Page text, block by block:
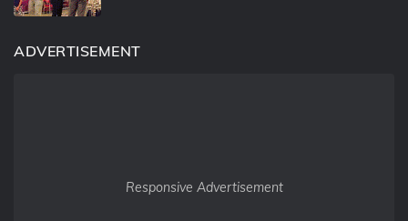
ADVERTISEMENT
Responsive Advertisement